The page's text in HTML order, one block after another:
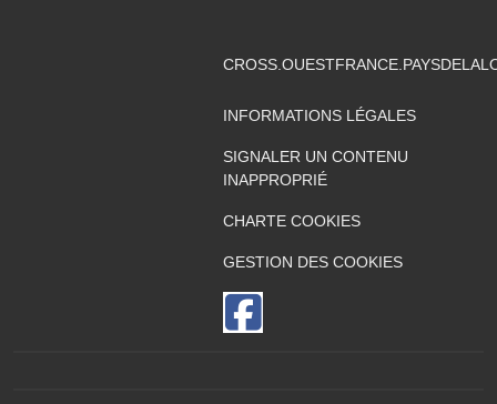
INFORMATIONS LÉGALES
SIGNALER UN CONTENU
INAPPROPRIÉ
CHARTE COOKIES
GESTION DES COOKIES